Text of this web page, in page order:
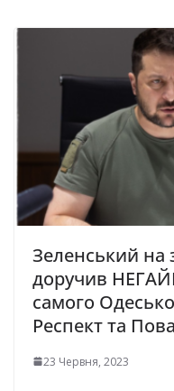
Зеленський на
доручив
самого
Респект та
23 Червня, 2023